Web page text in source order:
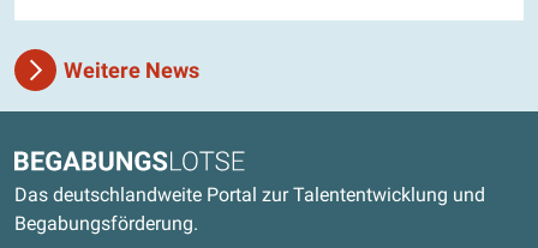
Weitere News
Begabungslotse
Das deutschlandweite Portal zur Talententwicklung und
Begabungsförderung.